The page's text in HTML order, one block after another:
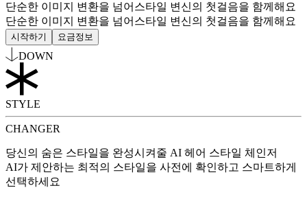
단순한 이미지 변환을 넘어 스타일 변신의 첫걸음을 함께해요
단순한 이미지 변환을 넘어 스타일 변신의 첫걸음을 함께해요
시작하기 요금정보
DOWN
STYLE
CHANGER
당신의 숨은 스타일을 완성시켜줄 AI 헤어 스타일 체인저
AI가 제안하는 최적의 스타일을 사전에 확인하고 스마트하게
선택하세요